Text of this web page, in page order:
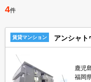
4件
賃貸マンション アンシャ
鹿児
福岡